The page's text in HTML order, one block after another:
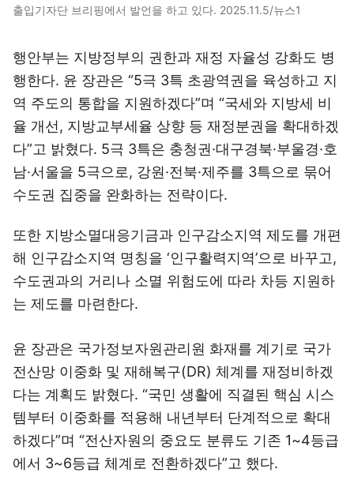
출입기자단 브리핑에서 발언을 하고 있다. 2025.11.5/뉴스1
행안부는 지방정부의 권한과 재정 자율성 강화도 병
행한다. 윤 장관은 “5극 3특 초광역권을 육성하고 지
역 주도의 통합을 지원하겠다”며 “국세와 지방세 비
율 개선, 지방교부세율 상향 등 재정분권을 확대하겠
다”고 밝혔다. 5극 3특은 충청권·대구경북·부울경·호
남·서울을 5극으로, 강원·전북·제주를 3특으로 묶어
수도권 집중을 완화하는 전략이다.
또한 지방소멸대응기금과 인구감소지역 제도를 개편
해 인구감소지역 명칭을 ‘인구활력지역’으로 바꾸고,
수도권과의 거리나 소멸 위험도에 따라 차등 지원하
는 제도를 마련한다.
윤 장관은 국가정보자원관리원 화재를 계기로 국가
전산망 이중화 및 재해복구(DR) 체계를 재정비하겠
다는 계획도 밝혔다. “국민 생활에 직결된 핵심 시스
템부터 이중화를 적용해 내년부터 단계적으로 확대
하겠다”며 “전산자원의 중요도 분류도 기존 1~4등급
에서 3~6등급 체계로 전환하겠다”고 했다.